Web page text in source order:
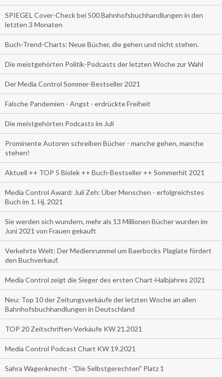
SPIEGEL Cover-Check bei 500 Bahnhofsbuchhandlungen in den
letzten 3 Monaten
Buch-Trend-Charts: Neue Bücher, die gehen und nicht stehen.
Die meistgehörten Politik-Podcasts der letzten Woche zur Wahl
Der Media Control Sommer-Bestseller 2021
Falsche Pandemien - Angst - erdrückte Freiheit
Die meistgehörten Podcasts im Juli
Prominente Autoren schreiben Bücher - manche gehen, manche
stehen!
Aktuell ++ TOP 5 Biolek ++ Buch-Bestseller ++ Sommerhit 2021
Media Control Award: Juli Zeh: Über Menschen - erfolgreichstes
Buch im 1. Hj. 2021
Sie werden sich wundern, mehr als 13 Millionen Bücher wurden im
Juni 2021 von Frauen gekauft
Verkehrte Welt: Der Medienrummel um Baerbocks Plagiate fördert
den Buchverkauf.
Media Control zeigt die Sieger des ersten Chart-Halbjahres 2021
Neu: Top 10 der Zeitungsverkäufe der letzten Woche an allen
Bahnhofsbuchhandlungen in Deutschland
TOP 20 Zeitschriften-Verkäufe KW 21.2021
Media Control Podcast Chart KW 19.2021
Sahra Wagenknecht - "Die Selbstgerechten" Platz 1